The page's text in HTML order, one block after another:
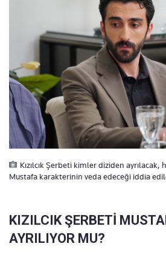
Kızılcık Şerbeti kimler diziden
Mustafa karakterinin veda edeceği iddia
KIZILCIK ŞERBETİ
AYRILIYOR MU?